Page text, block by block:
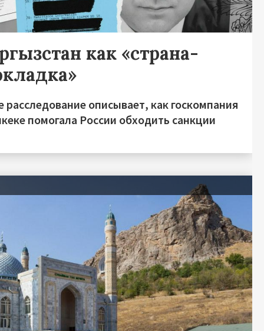
как «страна-
расследование описывает, как госкомпания
помогала России обходить санкции